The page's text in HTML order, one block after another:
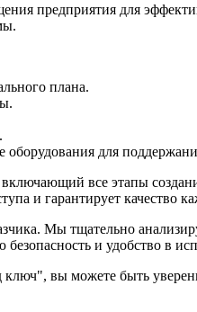
предприятия для
плана.
для
все этапы
и гарантирует качество
Мы тщательно
и удобство в
вы можете быть